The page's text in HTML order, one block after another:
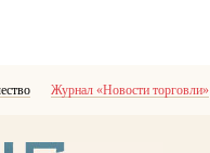
Журнал «Новости торговли»